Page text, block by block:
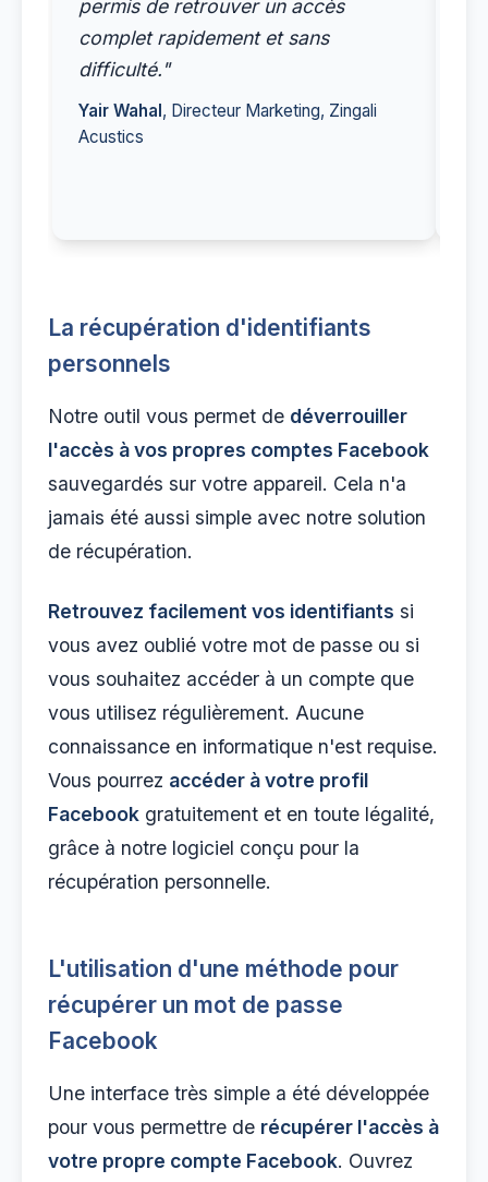
permis de retrouver un accès
complet rapidement et sans
difficulté."
Yair Wahal, Directeur Marketing, Zingali
Acustics
La récupération d'identifiants
personnels
Notre outil vous permet de déverrouiller
l'accès à vos propres comptes Facebook
sauvegardés sur votre appareil. Cela n'a
jamais été aussi simple avec notre solution
de récupération.
Retrouvez facilement vos identifiants si
vous avez oublié votre mot de passe ou si
vous souhaitez accéder à un compte que
vous utilisez régulièrement. Aucune
connaissance en informatique n'est requise.
Vous pourrez accéder à votre profil
Facebook gratuitement et en toute légalité,
grâce à notre logiciel conçu pour la
récupération personnelle.
L'utilisation d'une méthode pour
récupérer un mot de passe
Facebook
Une interface très simple a été développée
pour vous permettre de récupérer l'accès à
votre propre compte Facebook. Ouvrez